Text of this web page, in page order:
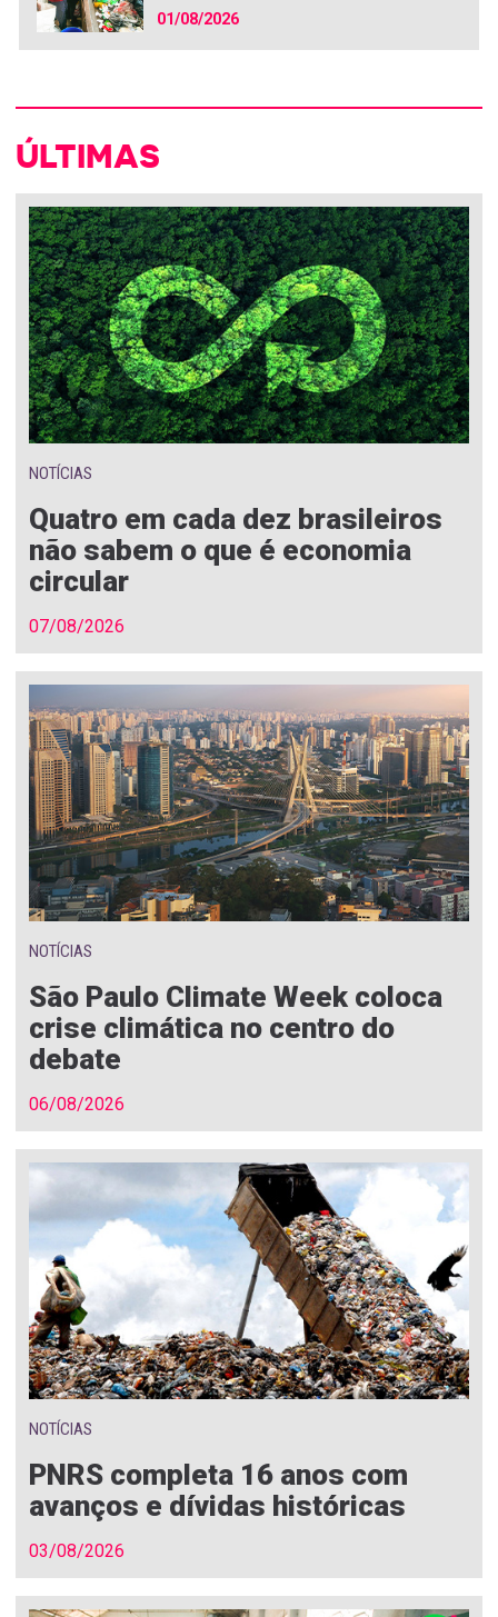
01/08/2026
ÚLTIMAS
NOTÍCIAS
Quatro em cada dez brasileiros
não sabem o que é economia
circular
07/08/2026
NOTÍCIAS
São Paulo Climate Week coloca
crise climática no centro do
debate
06/08/2026
NOTÍCIAS
PNRS completa 16 anos com
avanços e dívidas históricas
03/08/2026